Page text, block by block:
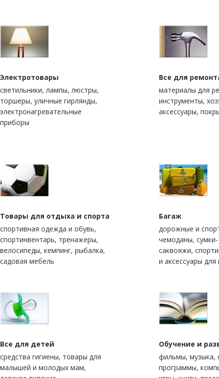
Электротовары
светильники, лампы, люстры,
торшеры, уличные гирлянды,
электронагревательные
приборы
Все для
материалы для
инструменты,
аксессуары,
Товары для отдыха и спорта
спортивная одежда и обувь,
спортинвентарь, тренажеры,
велосипеды, кемпинг, рыбалка,
садовая мебель
Багаж
дорожные и
чемоданы,
саквояжи,
и аксессуары
Все для детей
средства гигиены, товары для
малышей и молодых мам,
Обучение и
фильмы, музыка,
программы,